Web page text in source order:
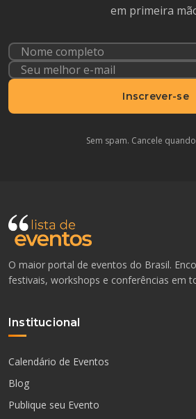
em primeira
Inscrever-se
Sem spam. Cancele
O maior portal de eventos do Brasil.
festivais, workshops e conferências em
Institucional
Calendário de Eventos
Blog
Publique seu Evento